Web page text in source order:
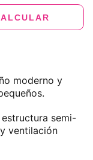
moderno y
semi-
ventilación